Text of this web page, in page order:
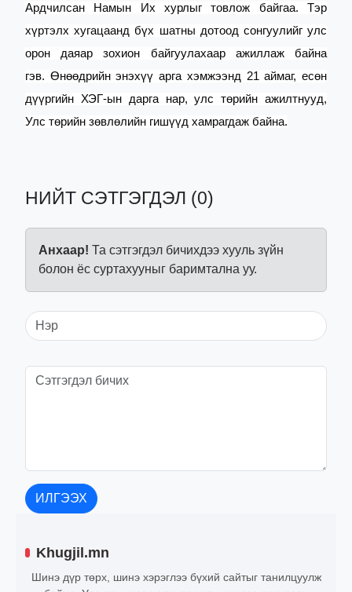
Ардчилсан Намын Их хурлыг товлож байгаа. Тэр
хүртэлх хугацаанд бүх шатны дотоод сонгуулийг улс
орон даяар зохион байгуулахаар ажиллаж байна
гэв. Өнөөдрийн энэхүү арга хэмжээнд 21 аймаг, есөн
дүүргийн ХЭГ-ын дарга нар, улс төрийн ажилтнууд,
Улс төрийн зөвлөлийн гишүүд хамрагдаж байна.
НИЙТ СЭТГЭГДЭЛ (0)
Анхаар! Та сэтгэгдэл бичихдээ хууль зүйн
болон ёс суртахууныг баримтална уу.
ИЛГЭЭХ
Khugjil.mn
Шинэ дүр төрх, шинэ хэрэглээ бүхий сайтыг танилцуулж